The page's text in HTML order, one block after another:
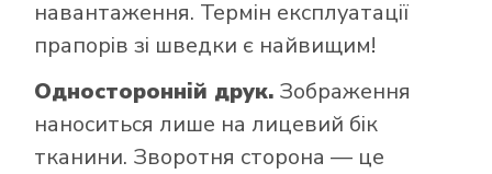
навантаження. Термін експлуатації
прапорів зі шведки є найвищим!
Односторонній друк. Зображення
наноситься лише на лицевий бік
тканини. Зворотня сторона — це